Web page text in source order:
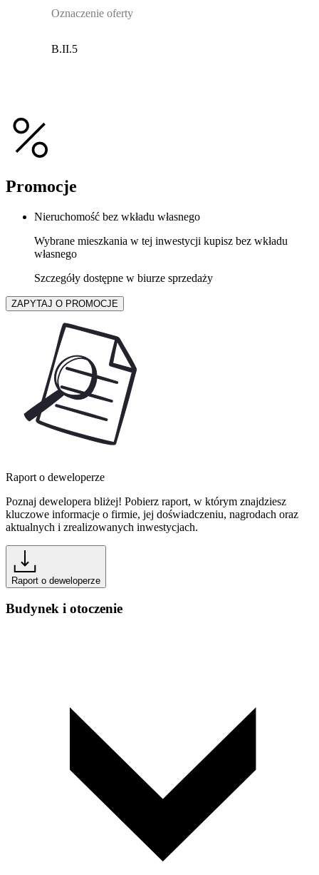
Oznaczenie oferty
B.II.5
Promocje
Nieruchomość bez wkładu własnego
Wybrane mieszkania w tej inwestycji kupisz bez wkładu
własnego
Szczegóły dostępne w biurze sprzedaży
ZAPYTAJ O PROMOCJE
Raport o deweloperze
Poznaj dewelopera bliżej! Pobierz raport, w którym znajdziesz
kluczowe informacje o firmie, jej doświadczeniu, nagrodach oraz
aktualnych i zrealizowanych inwestycjach.
Raport o deweloperze
Budynek i otoczenie